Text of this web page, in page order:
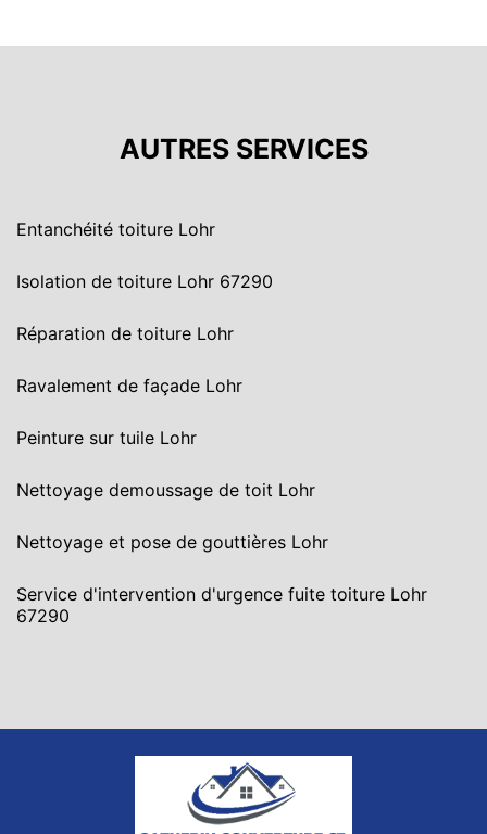
AUTRES SERVICES
Entanchéité toiture Lohr
Isolation de toiture Lohr 67290
Réparation de toiture Lohr
Ravalement de façade Lohr
Peinture sur tuile Lohr
Nettoyage demoussage de toit Lohr
Nettoyage et pose de gouttières Lohr
Service d'intervention d'urgence fuite toiture Lohr
67290